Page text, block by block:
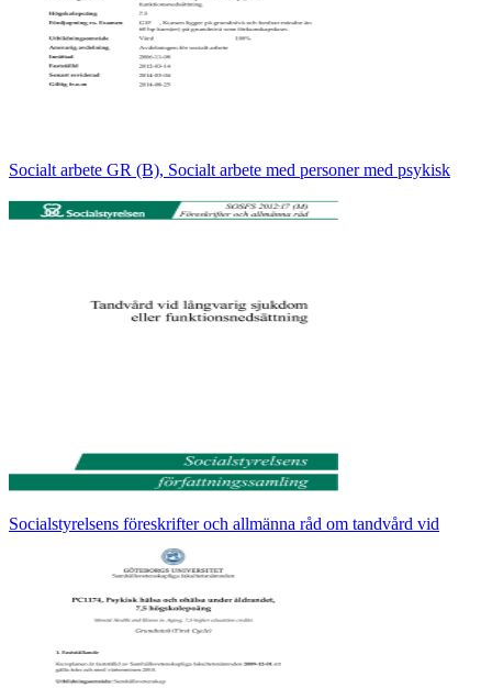
Socialt arbete GR (B), Socialt arbete med personer med psykisk
Socialstyrelsens föreskrifter och allmänna råd om tandvård vid